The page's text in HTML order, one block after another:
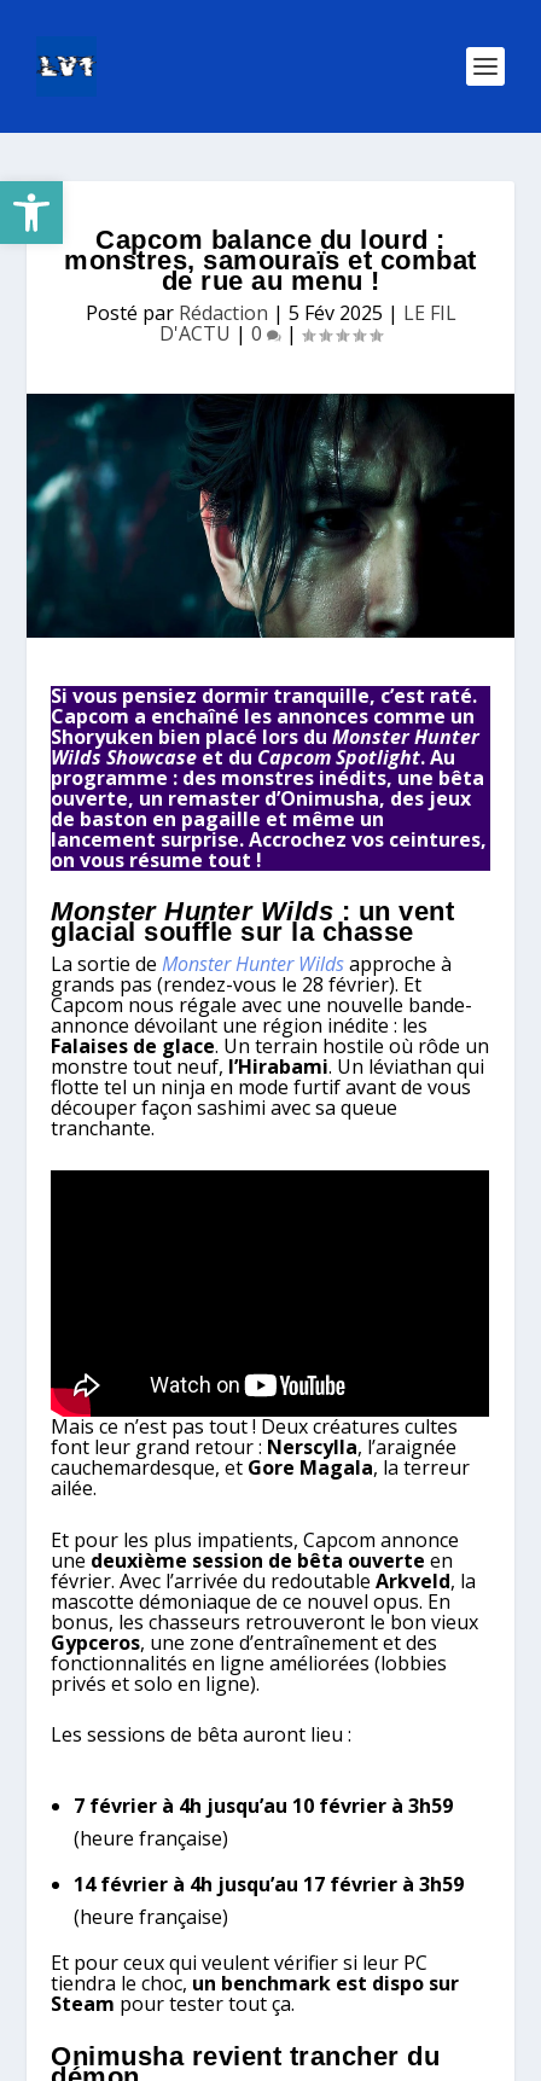
Ouvrir la barre d’outils
Capcom balance du lourd :
monstres, samouraïs et combat
de rue au menu !
Posté par Rédaction | 5 Fév 2025 | LE FIL
D'ACTU | 0 |
Si vous pensiez dormir tranquille, c’est raté.
Capcom a enchaîné les annonces comme un
Shoryuken bien placé lors duMonster Hunter
Wilds Showcase et du Capcom Spotlight. Au
programme : des monstres inédits, une bêta
ouverte, un remaster d’Onimusha, des jeux
de baston en pagaille et même un
lancement surprise. Accrochez vos ceintures,
on vous résume tout !
Monster Hunter Wilds : un vent
glacial souffle sur la chasse
La sortie deMonster Hunter Wildsapproche à
grands pas (rendez-vous le 28 février). Et
Capcom nous régale avec une nouvelle bande-
annonce dévoilant une région inédite : les
Falaises de glace. Un terrain hostile où rôde un
monstre tout neuf, l’Hirabami. Un léviathan qui
flotte tel un ninja en mode furtif avant de vous
découper façon sashimi avec sa queue
tranchante.
Mais ce n’est pas tout ! Deux créatures cultes
font leur grand retour : Nerscylla, l’araignée
cauchemardesque, et Gore Magala, la terreur
ailée.
Et pour les plus impatients, Capcom annonce
une deuxième session de bêta ouverte en
février. Avec l’arrivée du redoutableArkveld, la
mascotte démoniaque de ce nouvel opus. En
bonus, les chasseurs retrouveront le bon vieux
Gypceros, une zone d’entraînement et des
fonctionnalités en ligne améliorées (lobbies
privés et solo en ligne).
Les sessions de bêta auront lieu :
7 février à 4h jusqu’au 10 février à 3h59
(heure française)
14 février à 4h jusqu’au 17 février à 3h59
(heure française)
Et pour ceux qui veulent vérifier si leur PC
tiendra le choc, un benchmark est dispo sur
Steam pour tester tout ça.
Onimusha revient trancher du